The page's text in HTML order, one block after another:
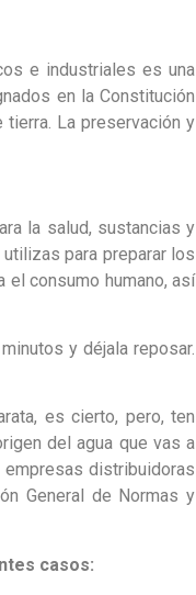
e industriales es una
en la Constitución
La preservación y
la salud, sustancias y
para preparar los
el consumo humano, así
y déjala reposar.
es cierto, pero, ten
del agua que vas a
distribuidoras
General de Normas y
casos: